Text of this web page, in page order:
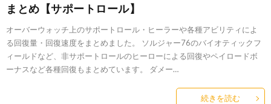
まとめ【サポートロール】
オーバーウォッチ上のサポートロール・ヒーラーや各種アビリティによ
る回復量・回復速度をまとめました。 ソルジャー76のバイオティックフ
ィールドなど、非サポートロールのヒーローによる回復やペイロードボ
ーナスなど各種回復もまとめています。 ダメー…
続きを読む